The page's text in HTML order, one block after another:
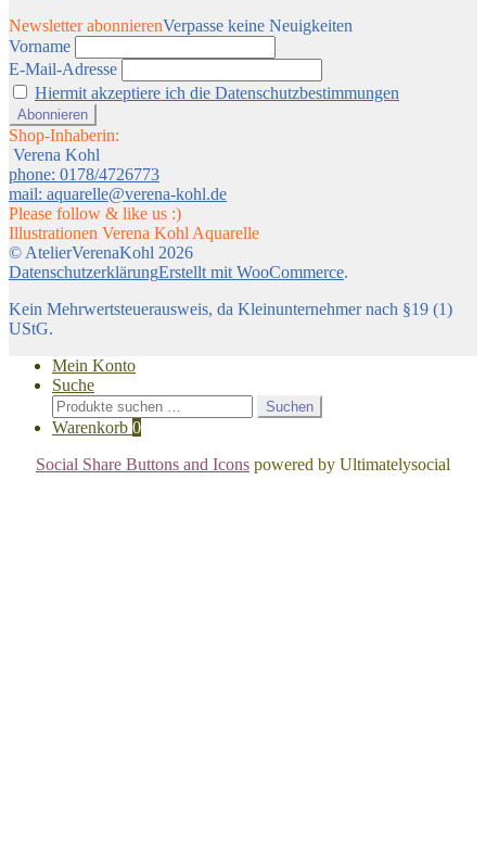
Newsletter abonnierenVerpasse keine Neuigkeiten
Vorname
E-Mail-Adresse
Hiermit akzeptiere ich die Datenschutzbestimmungen
Shop-Inhaberin:
Verena Kohl
phone: 0178/4726773
mail: aquarelle@verena-kohl.de
Please follow & like us :)
Illustrationen Verena Kohl Aquarelle
© AtelierVerenaKohl 2026
DatenschutzerklärungErstellt mit WooCommerce.
Kein Mehrwertsteuerausweis, da Kleinunternehmer nach §19 (1)
UStG.
Mein Konto
Suche
Suchen
nach:
Suchen
Warenkorb 0
Social Share Buttons and Icons powered by Ultimatelysocial